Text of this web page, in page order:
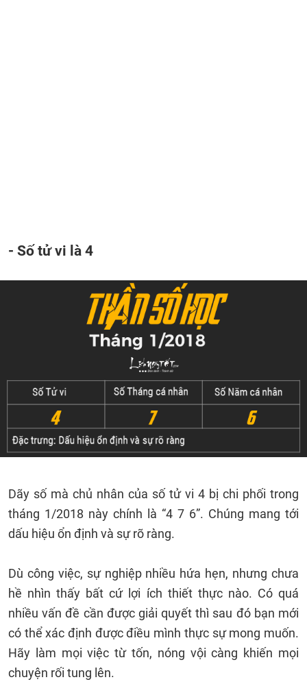
- Số tử vi là 4
Dãy số mà chủ nhân của số tử vi 4 bị chi phối trong
tháng 1/2018 này chính là “4 7 6”. Chúng mang tới
dấu hiệu ổn định và sự rõ ràng.
Dù công việc, sự nghiệp nhiều hứa hẹn, nhưng chưa
hề nhìn thấy bất cứ lợi ích thiết thực nào. Có quá
nhiều vấn đề cần được giải quyết thì sau đó bạn mới
có thể xác định được điều mình thực sự mong muốn.
Hãy làm mọi việc từ tốn, nóng vội càng khiến mọi
chuyện rối tung lên.